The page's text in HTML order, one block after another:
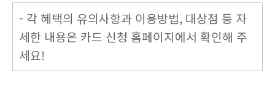
- 각 혜택의 유의사항과 이용방법, 대상점 등 자
세한 내용은 카드 신청 홈페이지에서 확인해 주
세요!